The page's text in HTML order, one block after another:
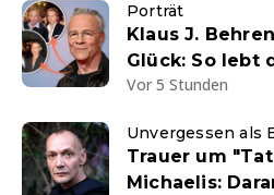
Porträt
Klaus J.
Glück: So lebt
Vor 5 Stunden
Unvergessen als
Trauer um
Michaelis: